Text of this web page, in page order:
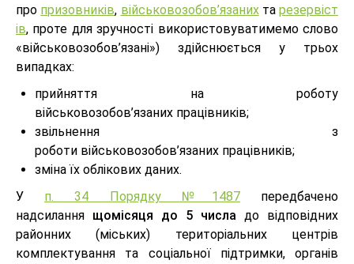
про призовників, військовозобов’язанихта резервіст
ів, проте для зручності використовуватимемо слово
«військовозобов’язані») здійснюється у трьох
випадках:
прийняття на роботу
військовозобов’язаних працівників;
звільнення з
роботи військовозобов’язаних працівників;
зміна їх облікових даних.
У п. 34 Порядку №1487передбачено
надсилання щомісяця до 5 числа до відповідних
районних (міських) територіальних центрів
комплектування та соціальної підтримки, органів